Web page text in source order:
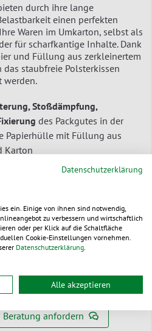
durch ihre lange
einen perfekten
Waren im Umkarton, selbst als
für scharfkantige Inhalte. Dank
und Füllung aus zerkleinertem
staubfreie Polsterkissen
werden.
Stoßdämpfung,
des Packgutes in der
Papierhülle mit Füllung aus
Karton
bei langer Lagerung– auch für
Luftpolsterkissen aus
im Altpapier entsorgbar
Beratung anfordern
Datenschutzerklärung
ein. Einige von ihnen sind notwendig,
zu verbessern und wirtschaftlich
oder per Klick auf die Schaltfläche
Cookie-Einstellungen vornehmen.
Datenschutzerklärung
Alle akzeptieren